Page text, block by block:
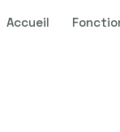
Accueil